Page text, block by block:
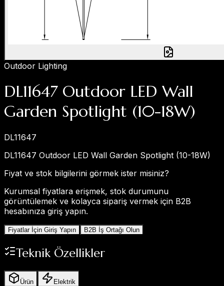
Outdoor Lighting
DL11647 Outdoor LED Wall
Garden Spotlight (10-18W)
DL11647
DL11647 Outdoor LED Wall Garden Spotlight (10-18W)
Fiyat ve stok bilgilerini görmek ister misiniz?
Kurumsal fiyatlara erişmek, stok durumunu
görüntülemek ve kolayca sipariş vermek için B2B
hesabınıza giriş yapın.
Fiyatlar İçin Giriş Yapın B2B İş Ortağı Olun
Teknik Özellikler
Ürün Elektrik